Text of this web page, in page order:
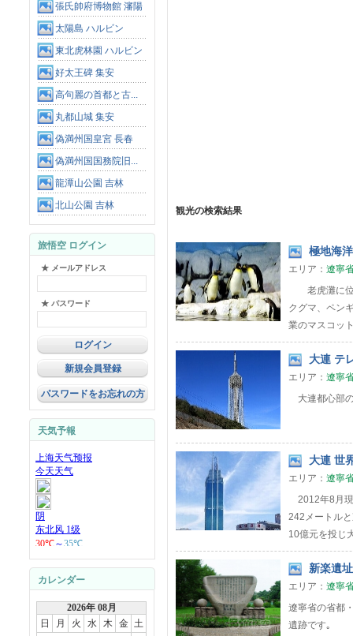
張氏帥府博物館 瀋陽
太陽島 ハルビン
東北虎林園 ハルビン
好太王碑 集安
高句麗の首都と古...
丸都山城 集安
偽満州国皇宮 長春
偽満州国国務院旧...
龍潭山公園 吉林
北山公園 吉林
旅悟空 ログイン
★ メールアドレス
★ パスワード
新規会員登録
パスワードをお忘れの方
天気予報
カレンダー
2026年 08月
日
月 火 水 木 金 土
観光の検索結果
極地海
エリア： 遼寧
老虎灘に位
クグマ、ペン
業のマスコッ
大連 テ
エリア： 遼寧
大連都心部
大連 世
エリア： 遼寧
2012年8月現
242メートル
10億元を投じ
新楽遺
エリア： 遼寧
遼寧省の省都
遺跡です｡